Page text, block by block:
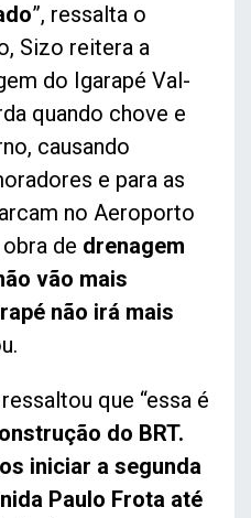
”, ressalta o
Sizo reitera a
do Igarapé Val-
quando chove e
causando
e para as
no Aeroporto
de drenagem
vão mais
não irá mais
que “essa é
do BRT.
iniciar a segunda
Paulo Frota até